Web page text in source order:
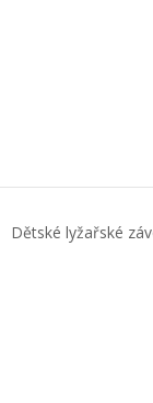
Dětské lyžařské